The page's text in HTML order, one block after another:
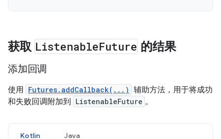
获取 ListenableFuture 的结果
添加回调
使用 Futures.addCallback(...) 辅助方法，用于将成功
和失败回调附加到
ListenableFuture 。
Kotlin Java